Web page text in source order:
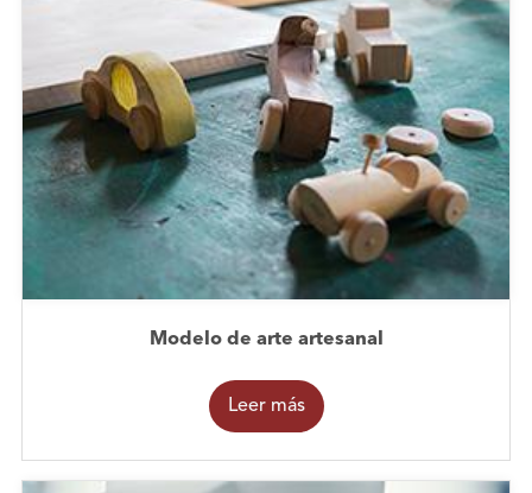
Modelo de arte artesanal
Leer más